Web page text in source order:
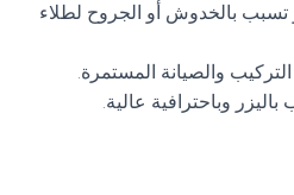
تسبب بالخدوش أو الجروح لطلاء
والصيانة المستمرة.
وباحترافية عالية.